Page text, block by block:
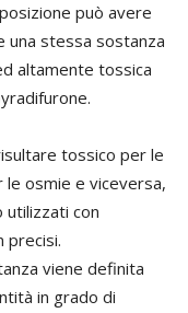
può avere
una stessa sostanza
altamente tossica
tossico per le
le osmie e viceversa,
con
precisi.
viene definita
in grado di